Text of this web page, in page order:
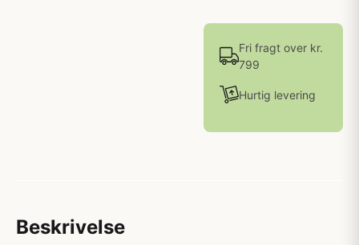
Fri fragt over kr.
799
Hurtig levering
Beskrivelse